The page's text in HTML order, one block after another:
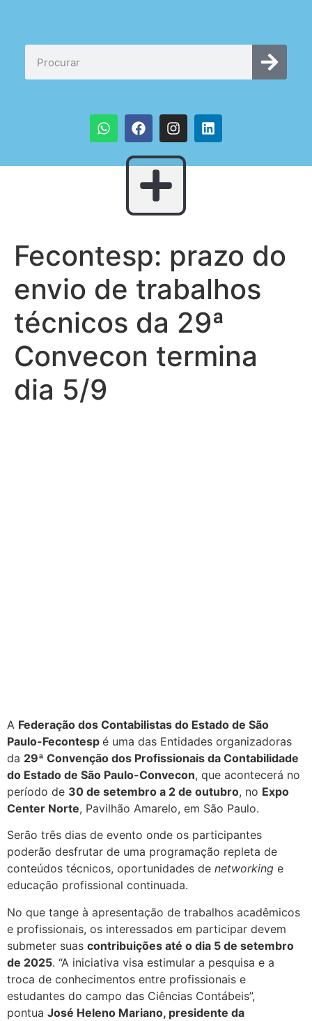
Fecontesp: prazo do
envio de trabalhos
técnicos da 29ª
Convecon termina
dia 5/9
A Federação dos Contabilistas do Estado de São
Paulo-Fecontesp é uma das Entidades organizadoras
da 29ª Convenção dos Profissionais da Contabilidade
do Estado de São Paulo-Convecon, que acontecerá no
período de 30 de setembro a 2 de outubro, no Expo
Center Norte, Pavilhão Amarelo, em São Paulo.
Serão três dias de evento onde os participantes
poderão desfrutar de uma programação repleta de
conteúdos técnicos, oportunidades de networking e
educação profissional continuada.
No que tange à apresentação de trabalhos acadêmicos
e profissionais, os interessados em participar devem
submeter suas contribuições até o dia 5 de setembro
de 2025. “A iniciativa visa estimular a pesquisa e a
troca de conhecimentos entre profissionais e
estudantes do campo das Ciências Contábeis”,
pontua José Heleno Mariano, presidente da